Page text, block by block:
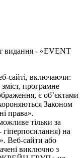
- «EVENT
сайті, включаючи:
програмне
є об’єктами
Законом
права».
тільки за
на
Веб-сайти або
виключно з